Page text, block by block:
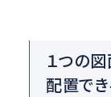
１つの
配置で